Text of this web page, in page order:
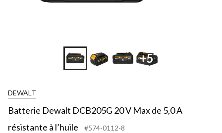
+5
DEWALT
Batterie Dewalt DCB205G 20 V Max de 5,0 A
résistante à l’huile
#574-0112-8